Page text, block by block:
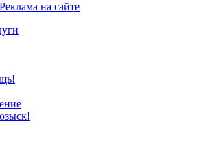
Реклама на сайте